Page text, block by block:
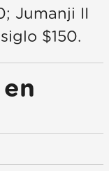
Jumanji II
$150.